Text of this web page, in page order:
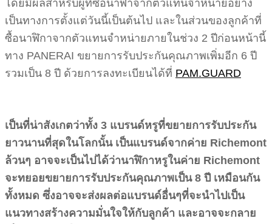
โดยมีผลสำหรับผู้ที่ซื้อนาฬิาจากตัวแทนจำหน่ายอย่าง
เป็นทางการตั้งแต่วันนี้เป็นต้นไป และในส่วนของลูกค้าที่
ซื้อนาฬิกาจากตัวแทนจำหน่ายภายในช่วง 2 ปีก่อนหน้านี้
ทาง PANERAI ขยายการรับประกันคุณภาพเพิ่มอีก 6 ปี
รวมเป็น 8 ปี ด้วยการลงทะเบียนได้ที่ PAM.GUARD
เป็นที่น่าสังเกตว่าทั้ง 3 แบรนด์หรูที่ขยายการรับประกัน
ยาวนานที่สุดในโลกนั้น เป็นแบรนด์จากค่าย Richemont
ล้วนๆ อาจจะเป็นไปได้ว่านาฬิกาหรูในค่าย Richemont
จะทยอยขยายการรับประกันคุณภาพเป็น 8 ปี เหมือนกัน
ทั้งหมด ซึ่งอาจจะส่งผลต่อแบรนด์อื่นๆที่จะนำไปเป็น
แนวทางสร้างความมั่นใจให้กับลูกค้า และอาจจะกลาย